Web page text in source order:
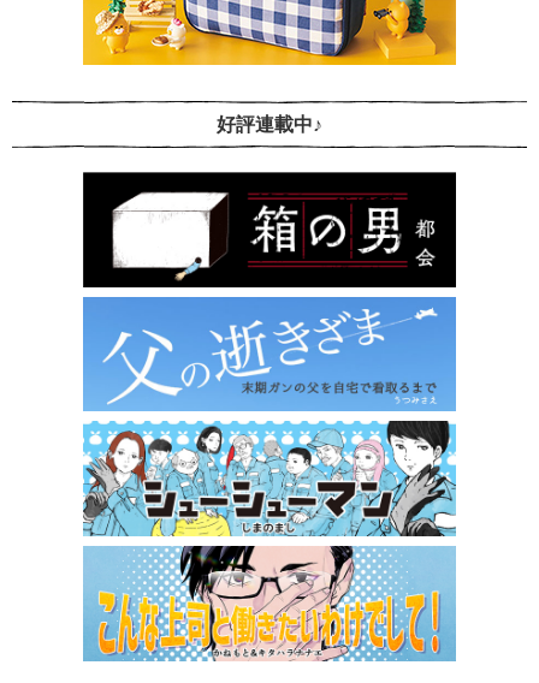
好評連載中♪